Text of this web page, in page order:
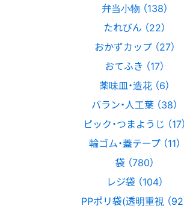
弁当小物 （138）
たれびん （22）
おかずカップ （27）
おてふき （17）
薬味皿・造花 （6）
バラン・人工葉 （38）
ピック・つまようじ （17）
輪ゴム・蓋テープ （11）
袋 （780）
レジ袋 （104）
PPポリ袋(透明重視 （92